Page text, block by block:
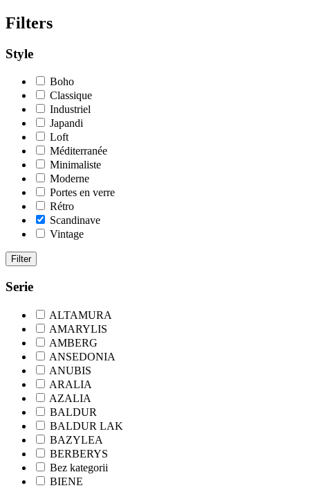
Filters
Style
Boho
Classique
Industriel
Japandi
Loft
Méditerranée
Minimaliste
Moderne
Portes en verre
Rétro
Scandinave
Vintage
Filter
Serie
ALTAMURA
AMARYLIS
AMBERG
ANSEDONIA
ANUBIS
ARALIA
AZALIA
BALDUR
BALDUR LAK
BAZYLEA
BERBERYS
Bez kategorii
BIENE